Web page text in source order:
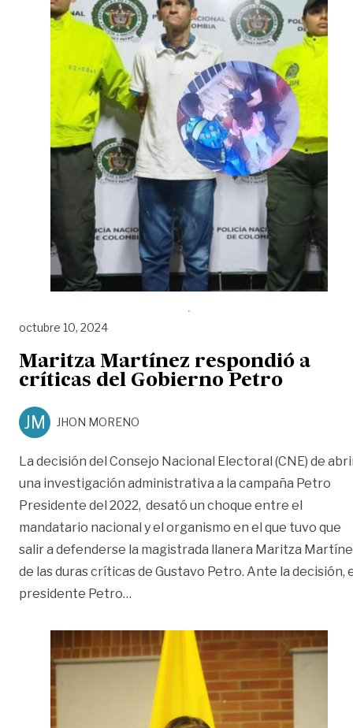
octubre 10, 2024
Maritza Martínez respondió a
críticas del Gobierno Petro
JM JHON MORENO
La decisión del Consejo Nacional Electoral (CNE) de
una investigación administrativa a la campaña Petro
Presidente del 2022, desató un choque entre el
mandatario nacional y el organismo en el que tuvo que
salir a defenderse la magistrada llanera Maritza
de las duras críticas de Gustavo Petro. Ante la decisión,
presidente Petro…